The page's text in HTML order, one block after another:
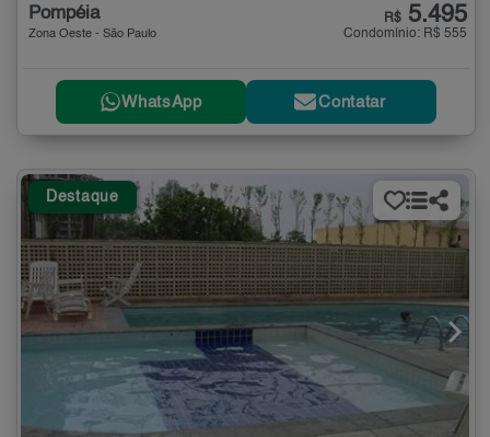
Pompéia
Zona Oeste - São Paulo
R$ 5.495
Condomínio: R$ 555
WhatsApp Contatar
Destaque